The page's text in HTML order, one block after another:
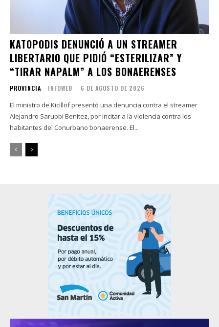
KATOPODIS DENUNCIÓ A UN STREAMER
LIBERTARIO QUE PIDIÓ “ESTERILIZAR” Y
“TIRAR NAPALM” A LOS BONAERENSES
PROVINCIA INFOWEB - 6 DE AGOSTO DE 2026
El ministro de Kicillof presentó una denuncia contra el streamer
Alejandro Sarubbi Benítez, por incitar a la violencia contra los
habitantes del Conurbano bonaerense. El...